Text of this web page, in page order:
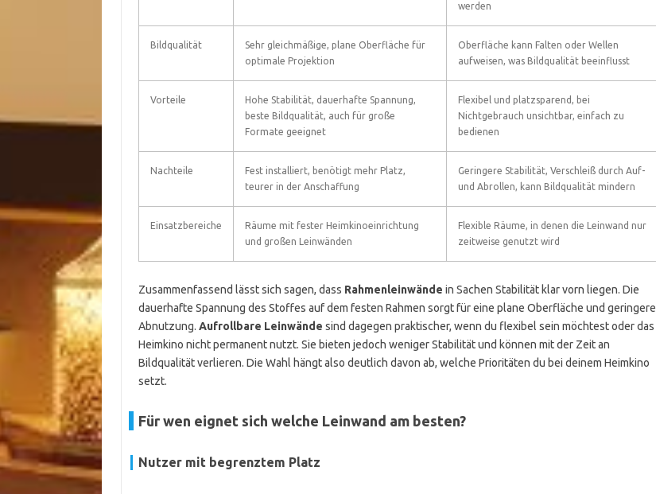
werden
Bildqualität
Sehr gleichmäßige, plane Oberfläche für
optimale Projektion
Oberfläche kann Falten oder Wellen
aufweisen, was Bildqualität beeinflusst
Vorteile
Hohe Stabilität, dauerhafte Spannung,
beste Bildqualität, auch für große
Formate geeignet
Flexibel und platzsparend, bei
Nichtgebrauch unsichtbar, einfach zu
bedienen
Nachteile
Fest installiert, benötigt mehr Platz,
teurer in der Anschaffung
Geringere Stabilität, Verschleiß durch Auf-
und Abrollen, kann Bildqualität mindern
Einsatzbereiche
Räume mit fester Heimkinoeinrichtung
und großen Leinwänden
Flexible Räume, in denen die Leinwand nur
zeitweise genutzt wird
Zusammenfassend lässt sich sagen, dass Rahmenleinwände in Sachen Stabilität klar vorn liegen. Die
dauerhafte Spannung des Stoffes auf dem festen Rahmen sorgt für eine plane Oberfläche und geringere
Abnutzung. Aufrollbare Leinwände sind dagegen praktischer, wenn du flexibel sein möchtest oder das
Heimkino nicht permanent nutzt. Sie bieten jedoch weniger Stabilität und können mit der Zeit an
Bildqualität verlieren. Die Wahl hängt also deutlich davon ab, welche Prioritäten du bei deinem Heimkino
setzt.
Für wen eignet sich welche Leinwand am besten?
Nutzer mit begrenztem Platz